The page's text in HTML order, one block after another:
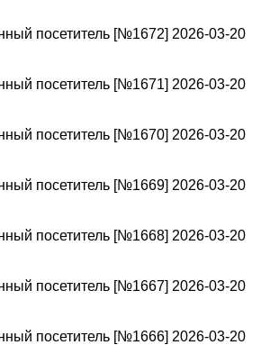
посетитель [№1672] 2026-03-20
посетитель [№1671] 2026-03-20
посетитель [№1670] 2026-03-20
посетитель [№1669] 2026-03-20
посетитель [№1668] 2026-03-20
посетитель [№1667] 2026-03-20
посетитель [№1666] 2026-03-20